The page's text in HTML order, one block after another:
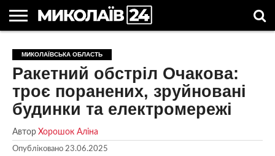
НОВИНИ
НОВИНИ
МИКОЛАЄВА
МИКОЛАЇВСЬКА
ОБЛАСТЬ
НОВИНИ
СПОРТУ
УКРАЇНА
ТА СВІТ
НОВИНИ
КОМПАНІЙ
АСТРОЛОГІЯ
СВЯТА
В
УКРАЇНІ
КОРИСНІ
СТАТТІ
МИКОЛАЇВСЬКА ОБЛАСТЬ
Ракетний обстріл Очакова:
троє поранених, зруйновані
будинки та електромережі
Автор Хорошок Аліна
Опубліковано 23.06.2025